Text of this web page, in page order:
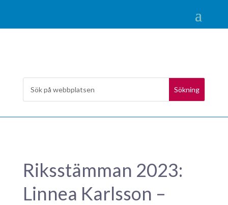
Riksstämman 2023:
Linnea Karlsson –